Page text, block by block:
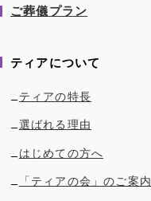
ご葬儀プラン
ティアについて
ティアの特長
選ばれる理由
はじめての方へ
「ティアの会」のご案内